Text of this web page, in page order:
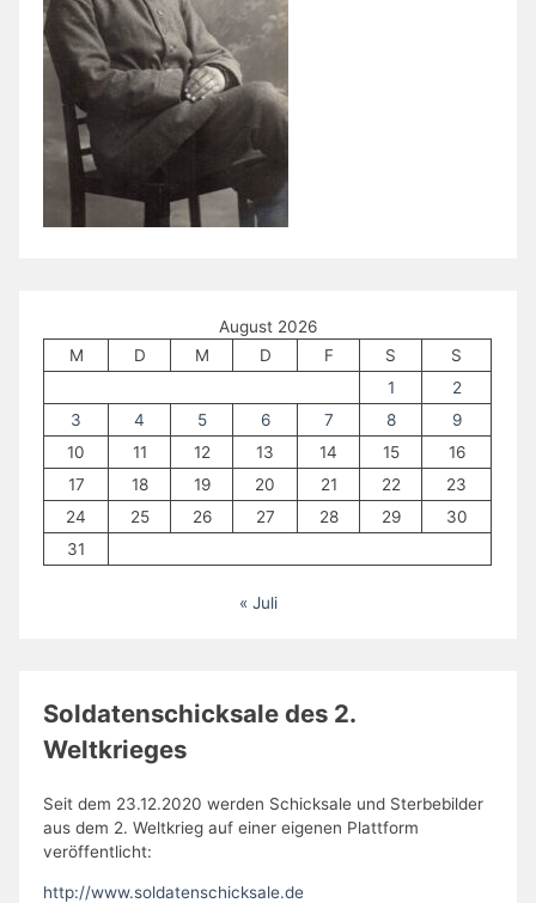
August 2026
M
D M D F S
S
1
2
3
4 5 6 7 8
9
10
11 12 13 14 15
16
17
18 19 20 21 22
23
24
25 26 27 28 29
30
31
« Juli
Soldatenschicksale des 2.
Weltkrieges
Seit dem 23.12.2020 werden Schicksale und Sterbebilder
aus dem 2. Weltkrieg auf einer eigenen Plattform
veröffentlicht:
http://www.soldatenschicksale.de